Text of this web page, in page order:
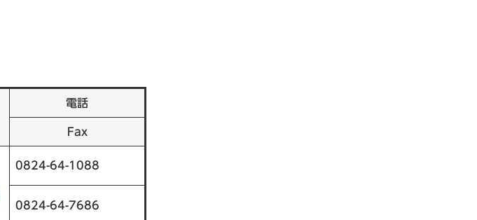
電話
Fax
0824-64-1088
0824-64-7686